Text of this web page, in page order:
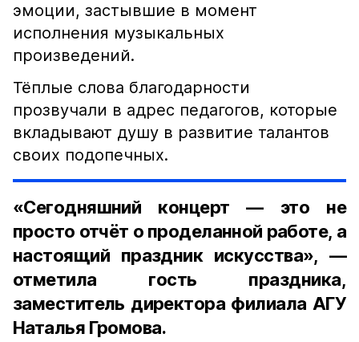
эмоции, застывшие в момент
исполнения музыкальных
произведений.
Тёплые слова благодарности
прозвучали в адрес педагогов, которые
вкладывают душу в развитие талантов
своих подопечных.
«Сегодняшний концерт — это не
просто отчёт о проделанной работе, а
настоящий праздник искусства», —
отметила гость праздника,
заместитель директора филиала АГУ
Наталья Громова.